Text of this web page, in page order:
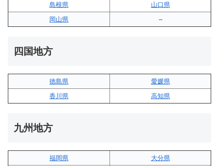
島根県
山口県
岡山県
–
四国地方
徳島県
愛媛県
香川県
高知県
九州地方
福岡県
大分県